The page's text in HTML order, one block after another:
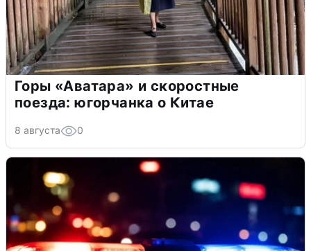
Горы «Аватара» и скоростные
поезда: югорчанка о Китае
8 августа 0